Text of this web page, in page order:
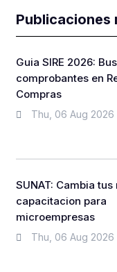
Publicaciones
Guia SIRE 2026:
comprobantes en
Compras
Thu, 06 Aug 2026
SUNAT: Cambia
capacitacion para
microempresas
Thu, 06 Aug 2026